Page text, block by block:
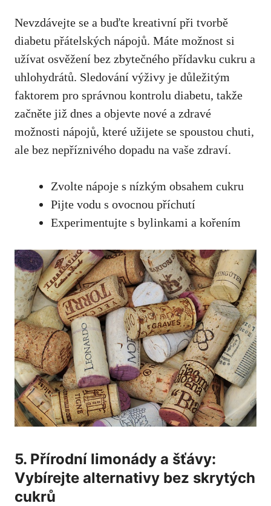
Nevzdávejte se⁤ a buďte kreativní při ‍tvorbě ​
diabetu přátelských nápojů. Máte možnost si
užívat​ osvěžení‍ bez zbytečného přídavku cukru ‍a
uhlohydrátů. Sledování výživy je důležitým
‌faktorem ‍pro správnou kontrolu diabetu, takže⁢
začněte již dnes a ⁤objevte nové⁢ a zdravé
možnosti nápojů, které ​užijete⁢ se spoustou ⁤chuti,‌
ale​ bez nepříznivého dopadu ⁤na‍ vaše⁣ zdraví.
Zvolte nápoje s nízkým obsahem cukru
Pijte vodu s ovocnou⁤ příchutí
Experimentujte​ s bylinkami a kořením
5. ‍Přírodní limonády ⁢a šťávy: ​
Vybírejte ⁣alternativy bez ⁤skrytých
cukrů